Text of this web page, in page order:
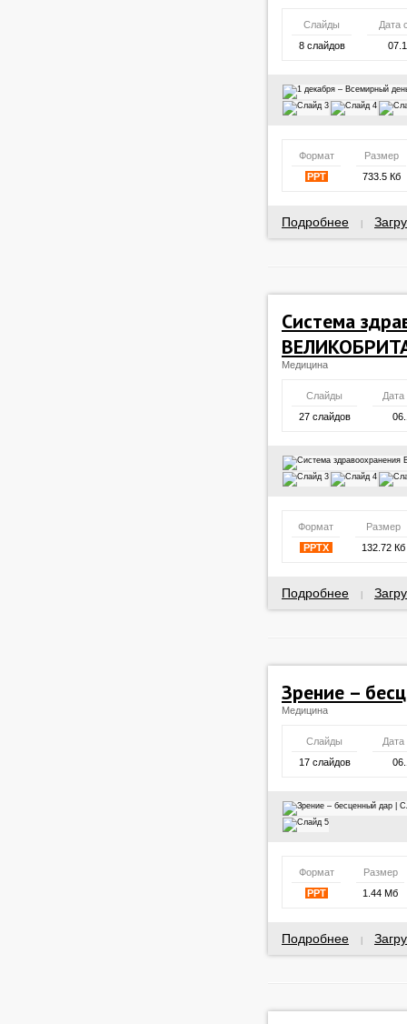
Слайды
Дата
8 слайдов
Формат
Размер
PPT
733.5 Кб
Подробнее
Система
Медицина
Слайды
Дата
27 слайдов
Формат
Размер
PPTX
132.72 Кб
Подробнее
Зрение –
Медицина
Слайды
Дата
17 слайдов
Формат
Размер
PPT
1.44 Мб
Подробнее